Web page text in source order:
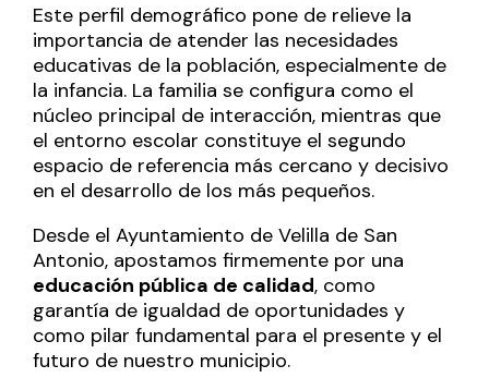
Este perfil demográfico pone de relieve la
importancia de atender las necesidades
educativas de la población, especialmente de
la infancia. La familia se configura como el
núcleo principal de interacción, mientras que
el entorno escolar constituye el segundo
espacio de referencia más cercano y decisivo
en el desarrollo de los más pequeños.
Desde el Ayuntamiento de Velilla de San
Antonio, apostamos firmemente por una
educación pública de calidad, como
garantía de igualdad de oportunidades y
como pilar fundamental para el presente y el
futuro de nuestro municipio.